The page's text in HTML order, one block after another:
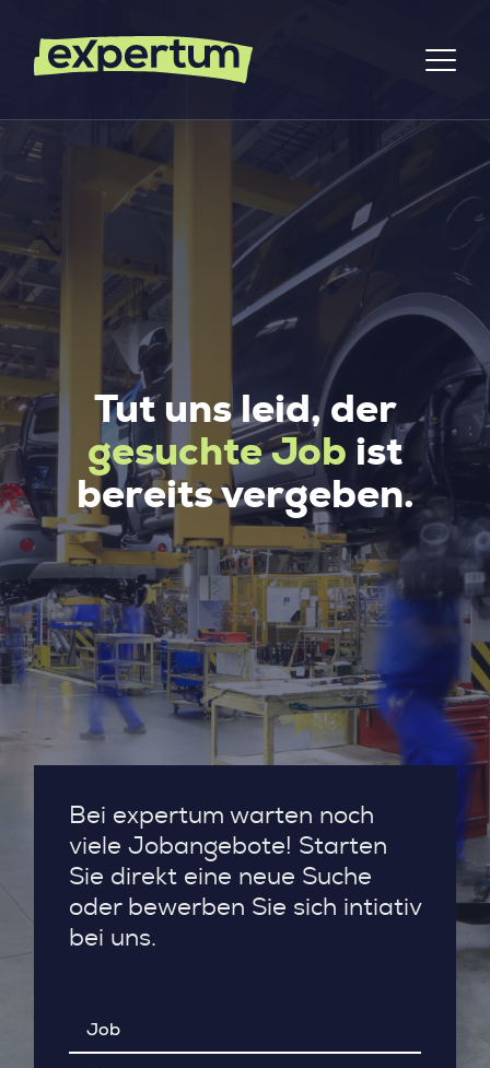
Tut uns leid, der
gesuchte Job ist
bereits vergeben.
Bei expertum warten noch
viele Jobangebote! Starten
Sie direkt eine neue Suche
oder bewerben Sie sich intiativ
bei uns.